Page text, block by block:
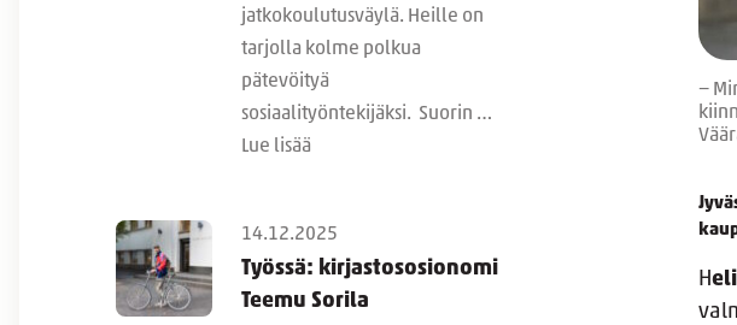
jatkokoulutusväylä. Heille on
tarjolla kolme polkua
pätevöityä
sosiaalityöntekijäksi. Suorin …
Lue lisää
14.12.2025
Työssä: kirjastososionomi
Teemu Sorila
−
H